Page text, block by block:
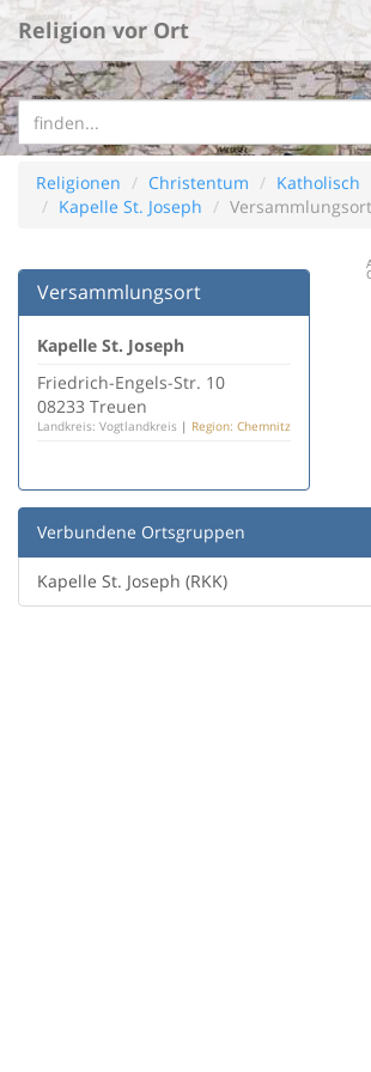
Religion vor Ort
Religionen Christentum Katholisch
Kapelle St. Joseph
Versammlungsort
Kapelle St. Joseph
Friedrich-Engels-Str. 10
08233 Treuen
Landkreis: Vogtlandkreis | Region: Chemnitz
Verbundene Ortsgruppen
Kapelle St. Joseph (RKK)